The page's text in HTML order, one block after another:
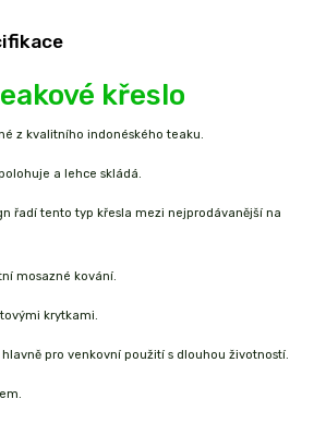
křeslo
z kvalitního indonéského teaku.
a lehce skládá.
řadí tento typ křesla mezi nejprodávanější na
mosazné kování.
krytkami.
pro venkovní použití s dlouhou životností.